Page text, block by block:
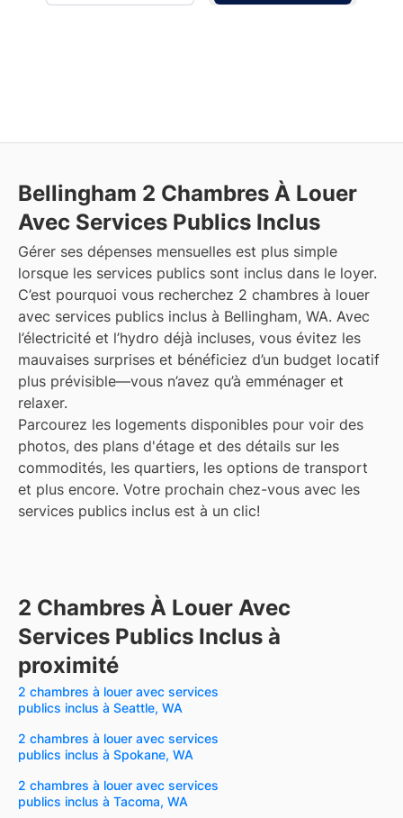
Bellingham 2 Chambres À Louer
Avec Services Publics Inclus
Gérer ses dépenses mensuelles est plus simple
lorsque les services publics sont inclus dans le loyer.
C’est pourquoi vous recherchez 2 chambres à louer
avec services publics inclus à Bellingham, WA. Avec
l’électricité et l’hydro déjà incluses, vous évitez les
mauvaises surprises et bénéficiez d’un budget locatif
plus prévisible—vous n’avez qu’à emménager et
relaxer.
Parcourez les logements disponibles pour voir des
photos, des plans d'étage et des détails sur les
commodités, les quartiers, les options de transport
et plus encore. Votre prochain chez-vous avec les
services publics inclus est à un clic!
2 Chambres À Louer Avec
Services Publics Inclus à
proximité
2 chambres à louer avec services
publics inclus à Seattle, WA
2 chambres à louer avec services
publics inclus à Spokane, WA
2 chambres à louer avec services
publics inclus à Tacoma, WA